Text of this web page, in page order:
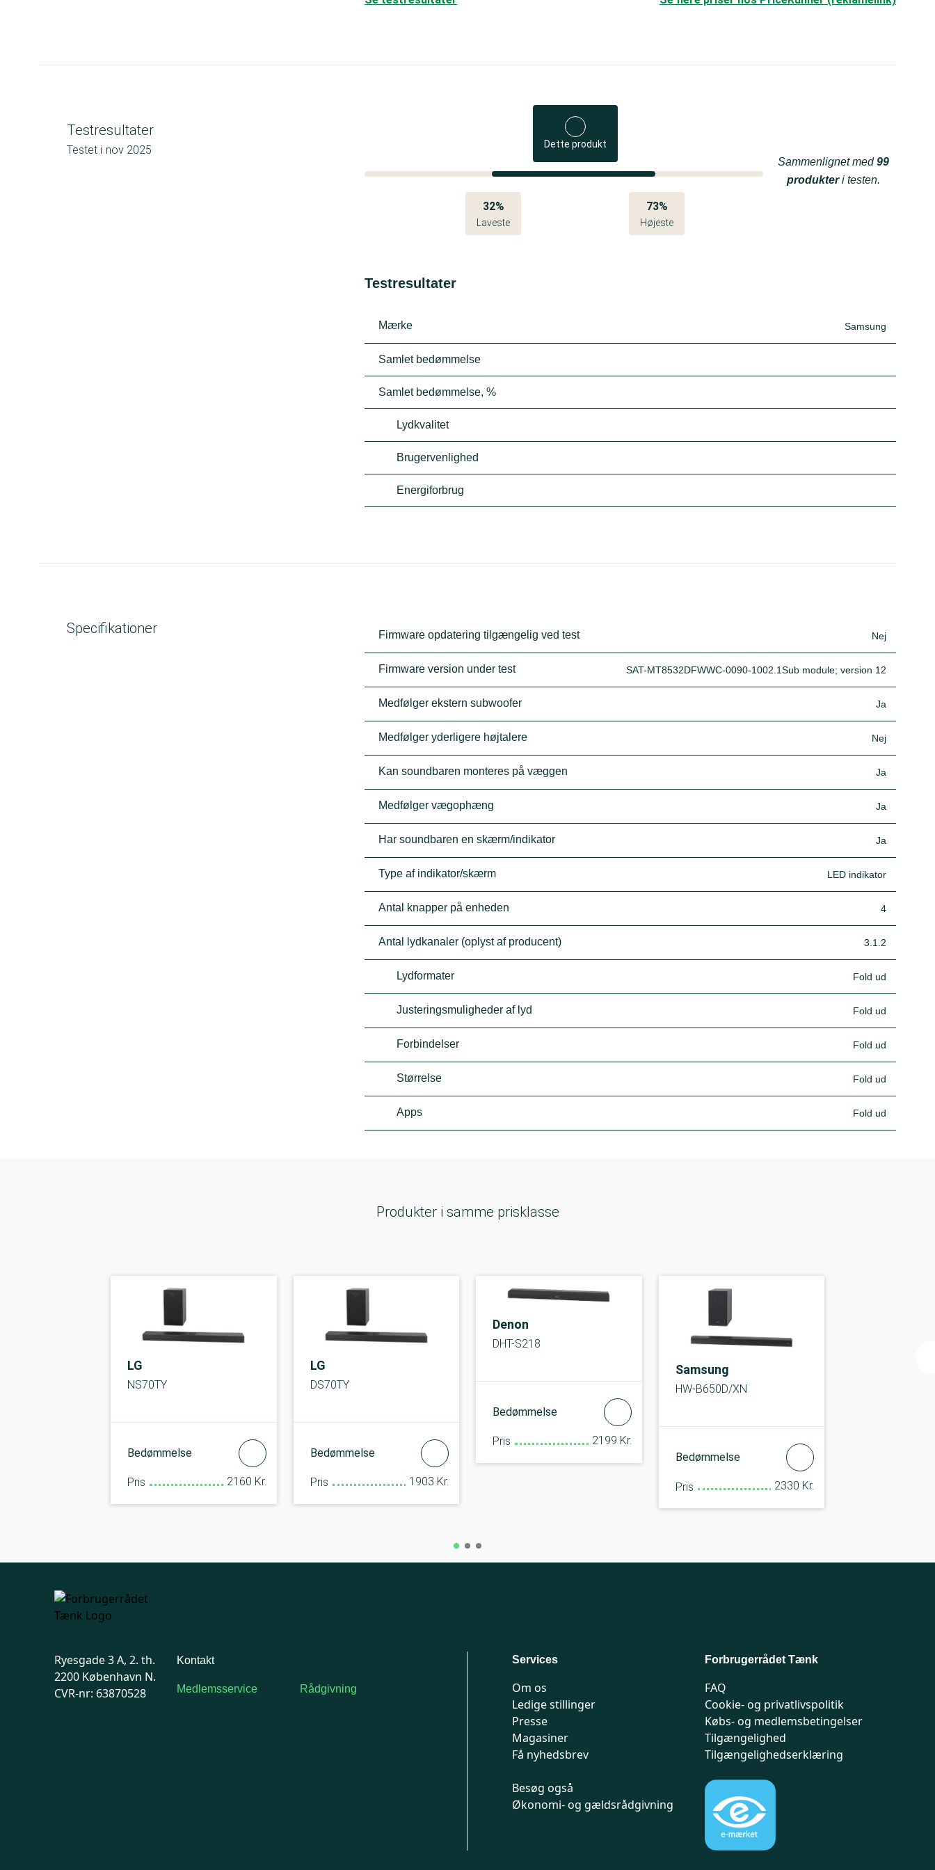
Testresultater
Testet i nov 2025 Dette produkt
32%
Laveste
73%
Højeste
Sammenlignet med99
produkteri testen.
Testresultater
Mærke Samsung
Samlet bedømmelse
Samlet bedømmelse, %
Lydkvalitet
Brugervenlighed
Energiforbrug
Specifikationer Firmware opdatering tilgængelig ved test Nej
Firmware version under test SAT-MT8532DFWWC-0090-1002.1Sub module; version 12
Medfølger ekstern subwoofer Ja
Medfølger yderligere højtalere Nej
Kan soundbaren monteres på væggen Ja
Medfølger vægophæng Ja
Har soundbaren en skærm/indikator Ja
Type af indikator/skærm LED indikator
Antal knapper på enheden 4
Antal lydkanaler (oplyst af producent) 3.1.2
Lydformater Fold ud
Justeringsmuligheder af lyd Fold ud
Forbindelser Fold ud
Størrelse Fold ud
Apps Fold ud
Produkter i samme prisklasse
LG
NS70TY
Bedømmelse
Pris 2160 Kr.
LG
DS70TY
Bedømmelse
Pris 1903 Kr.
Denon
DHT-S218
Bedømmelse
Pris 2199 Kr.
Samsung
HW-B650D/XN
Bedømmelse
Pris 2330 Kr.
Ryesgade 3 A, 2. th.
2200 København N.
CVR-nr: 63870528
Kontakt
Medlemsservice Rådgivning
Services
Om os
Ledige stillinger
Presse
Magasiner
Få nyhedsbrev
Besøg også
Økonomi- og gældsrådgivning
Forbrugerrådet Tænk
FAQ
Cookie- og privatlivspolitik
Købs- og medlemsbetingelser
Tilgængelighed
Tilgængelighedserklæring